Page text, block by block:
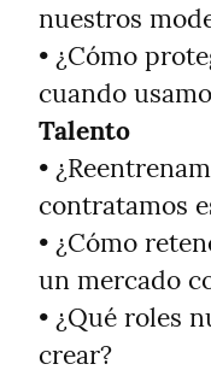
nuestros
• ¿Cómo
Talento
•
contratamos
• ¿Cómo
un mercado
• ¿Qué roles